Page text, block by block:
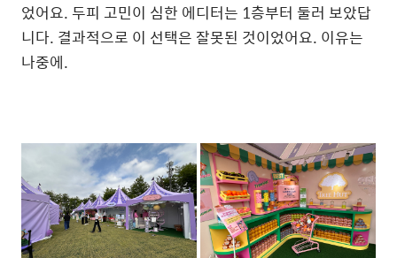
었어요. 두피 고민이 심한 에디터는 1층부터 둘러 보았답
니다. 결과적으로 이 선택은 잘못된 것이었어요. 이유는
나중에.